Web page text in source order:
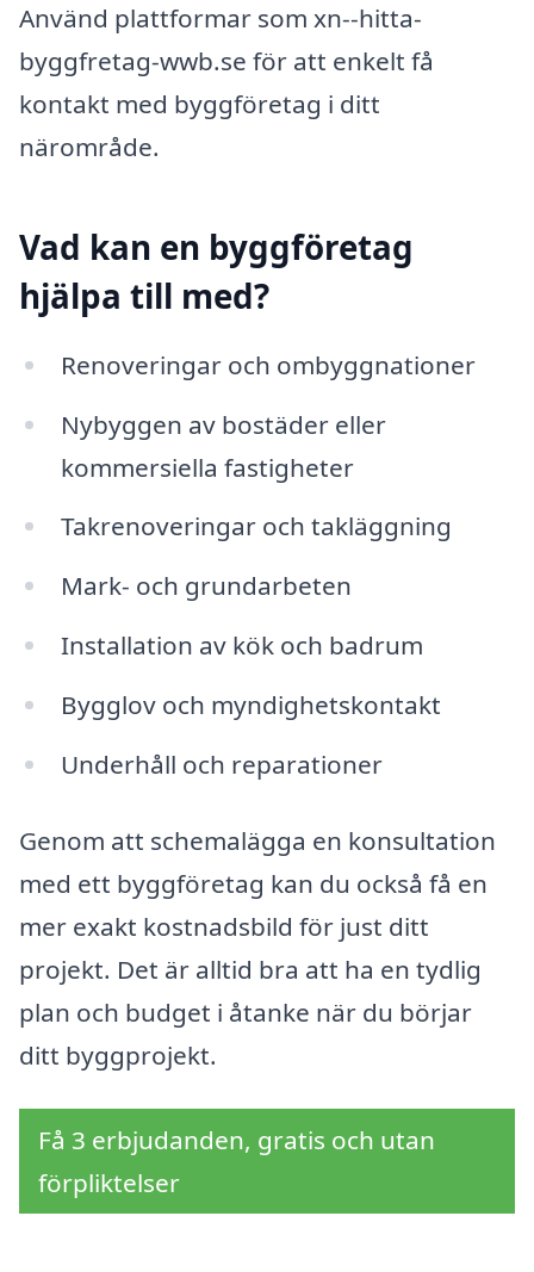
Använd plattformar som xn--hitta-
byggfretag-wwb.se för att enkelt få
kontakt med byggföretag i ditt
närområde.
Vad kan en byggföretag
hjälpa till med?
Renoveringar och ombyggnationer
Nybyggen av bostäder eller
kommersiella fastigheter
Takrenoveringar och takläggning
Mark- och grundarbeten
Installation av kök och badrum
Bygglov och myndighetskontakt
Underhåll och reparationer
Genom att schemalägga en konsultation
med ett byggföretag kan du också få en
mer exakt kostnadsbild för just ditt
projekt. Det är alltid bra att ha en tydlig
plan och budget i åtanke när du börjar
ditt byggprojekt.
Få 3 erbjudanden, gratis och utan
förpliktelser